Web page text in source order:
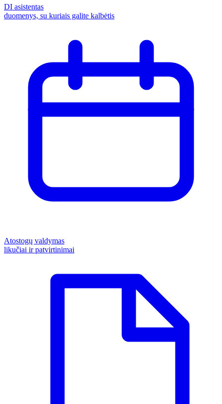
DI asistentas
duomenys, su kuriais galite kalbėtis
Atostogų valdymas
likučiai ir patvirtinimai